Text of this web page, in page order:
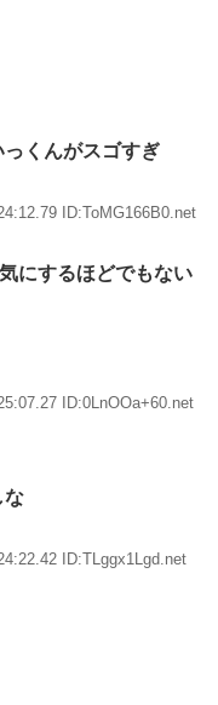
くんがスゴすぎ
ID:ToMG166B0.net
にするほどでもない
ID:0LnOOa+60.net
な
ID:TLggx1Lgd.net